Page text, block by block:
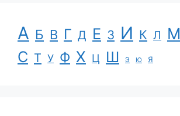
А Б В Г Д Е З И К Л М
С Т У Ф Х Ц Ш Э Ю Я